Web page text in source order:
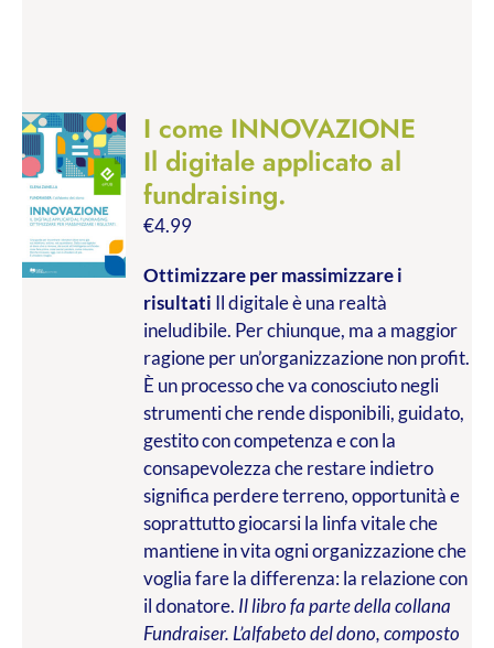
I come INNOVAZIONE
Il digitale applicato al
fundraising.
€4.99
Ottimizzare per massimizzare i
risultati Il digitale è una realtà
ineludibile. Per chiunque, ma a maggior
ragione per un’organizzazione non profit.
È un processo che va conosciuto negli
strumenti che rende disponibili, guidato,
gestito con competenza e con la
consapevolezza che restare indietro
significa perdere terreno, opportunità e
soprattutto giocarsi la linfa vitale che
mantiene in vita ogni organizzazione che
voglia fare la differenza: la relazione con
il donatore. Il libro fa parte della collana
Fundraiser. L’alfabeto del dono, composto